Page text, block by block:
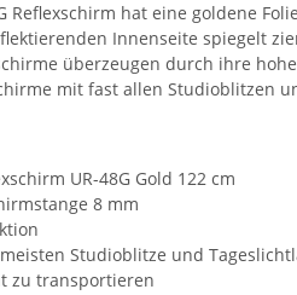
Reflexschirm hat eine goldene
Innenseite spiegelt
überzeugen durch ihre
mit fast allen Studioblitzen
UR-48G Gold 122 cm
8 mm
Studioblitze und
zu transportieren